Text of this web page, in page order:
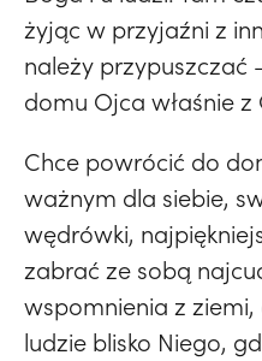
żyjąc w przyjaźni z
należy przypuszczać
domu Ojca właśnie z
Chce powrócić do
ważnym dla siebie,
wędrówki,
zabrać ze sobą
wspomnienia z ziemi,
ludzie blisko Niego,